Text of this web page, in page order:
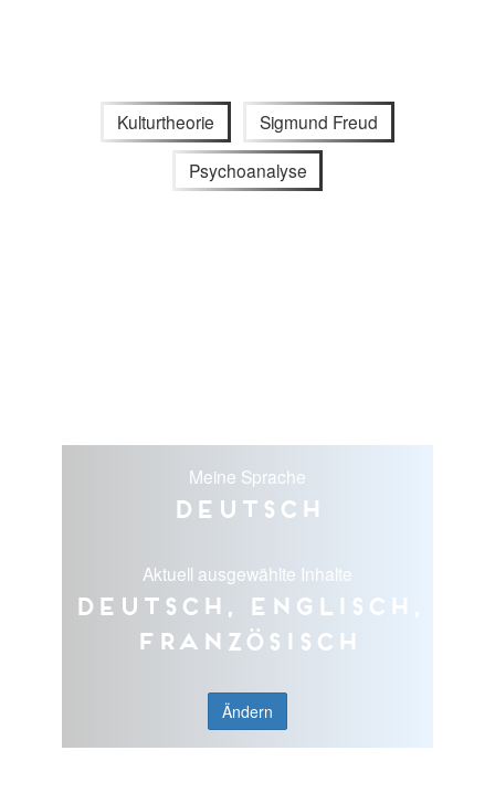
Kulturtheorie Sigmund Freud
Psychoanalyse
Meine Sprache
Deutsch
Aktuell ausgewählte Inhalte
Deutsch, Englisch,
Französisch
Ändern